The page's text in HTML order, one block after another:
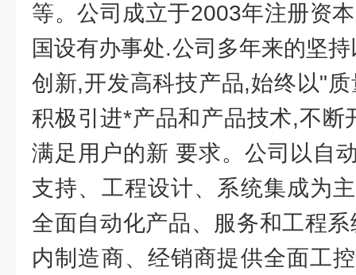
等。公司成立于2003年注册资
国设有办事处.公司多年来的坚
创新,开发高科技产品,始终以"
积极引进*产品和产品技术,不断
满足用户的新 要求。公司以自
支持、工程设计、系统集成为
全面自动化产品、服务和工程
内制造商、经销商提供全面工